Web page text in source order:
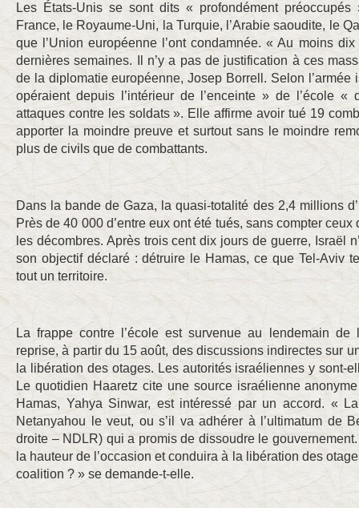
Les États-Unis se sont dits « profondément
France, le Royaume-Uni, la Turquie, l’Arabie saoudite, le
que l’Union européenne l’ont condamnée. « Au moins
dernières semaines. Il n’y a pas de justification à ces
de la diplomatie européenne, Josep Borrell. Selon l’armée
opéraient depuis l’intérieur de l’enceinte » de l’école
attaques contre les soldats ». Elle affirme avoir tué 19
apporter la moindre preuve et surtout sans le moindre
plus de civils que de combattants.
Dans la bande de Gaza, la quasi-totalité des 2,4 millions
Près de 40 000 d’entre eux ont été tués, sans compter
les décombres. Après trois cent dix jours de guerre, Israël
son objectif déclaré : détruire le Hamas, ce que Tel-Aviv
tout un territoire.
La frappe contre l’école est survenue au lendemain de
reprise, à partir du 15 août, des discussions indirectes sur
la libération des otages. Les autorités israéliennes y sont-
Le quotidien Haaretz cite une source israélienne
Hamas, Yahya Sinwar, est intéressé par un accord. «
Netanyahou le veut, ou s’il va adhérer à l’ultimatum de
droite – NDLR) qui a promis de dissoudre le
la hauteur de l’occasion et conduira à la libération des
coalition ? » se demande-t-elle.